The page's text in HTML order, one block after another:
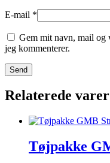
E-mail *
Gem mit navn, mail og
jeg kommenterer.
Relaterede varer
Tøjpakke